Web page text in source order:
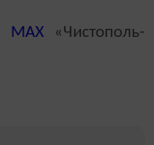
MAX«Чистополь-